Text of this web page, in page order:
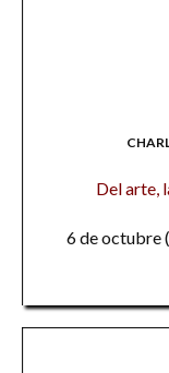
Del arte,
6 de octubre